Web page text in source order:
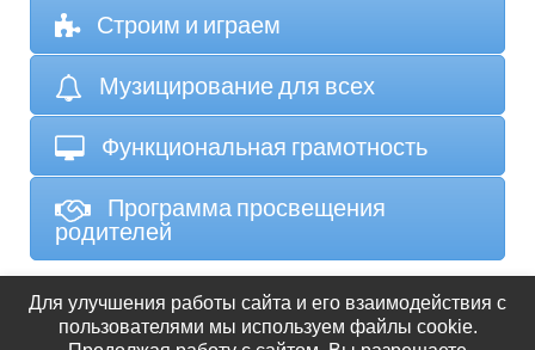
Строим и играем
Музицирование для всех
Функциональная грамотность
Программа просвещения
родителей
Для улучшения работы сайта и его взаимодействия с
пользователями мы используем файлы cookie.